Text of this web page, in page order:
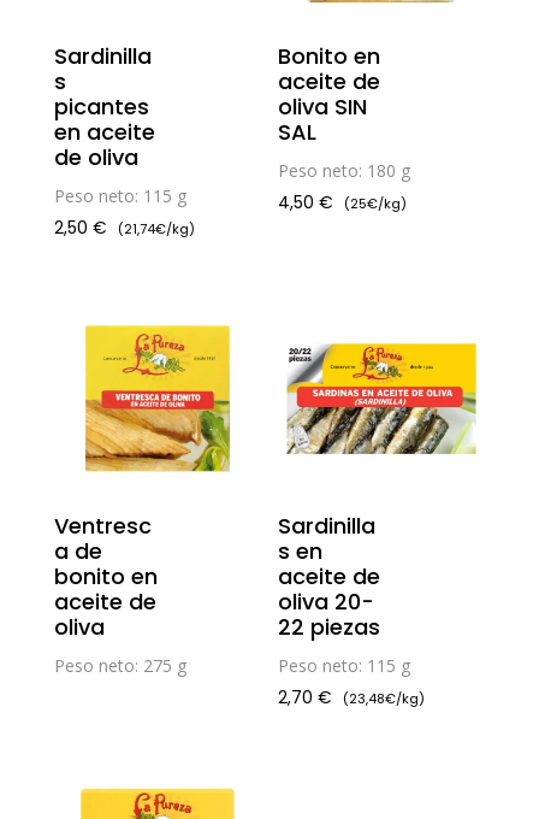
Sardinilla
s
picantes
en aceite
de oliva
Peso neto: 115 g
2,50 € (21,74€/kg)
Bonito en
aceite de
oliva SIN
SAL
Peso neto: 180 g
4,50€ (25€/kg)
Ventresc
a de
bonito en
aceite de
oliva
Peso neto: 275 g
Sardinilla
s en
aceite de
oliva 20-
22 piezas
Peso neto: 115 g
2,70€ (23,48€/kg)